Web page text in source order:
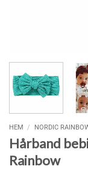
HEM / NORDIC
Hårband
Rainbow